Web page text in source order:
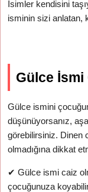
İsimler kendisini
isminin sizi anlatan,
Gülce İsmi
Gülce ismini
düşünüyorsanız,
görebilirsiniz. Dinen
olmadığına dikkat
✔ Gülce ismi caiz
çocuğunuza